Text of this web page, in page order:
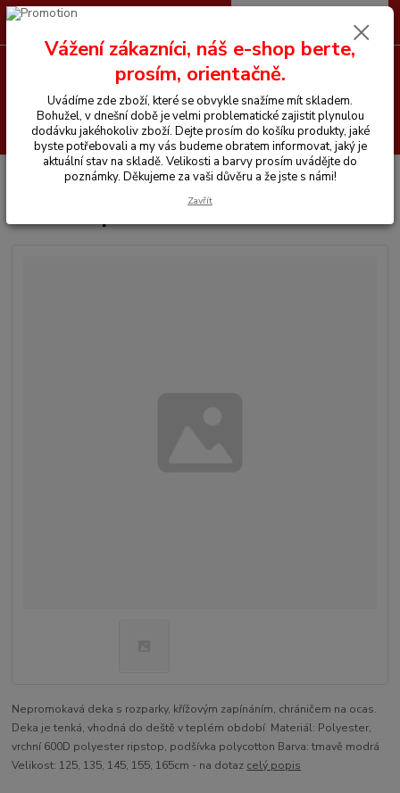
Hledat
+420 605 255 500 0 Kč
Vše pro koně Deka nepromokavá -Kentaur
Deka nepromokavá -Kentaur
Nepromokavá deka s rozparky, křížovým zapínáním, chráničem na ocas.
Deka je tenká, vhodná do deště v teplém období Materiál: Polyester,
vrchní 600D polyester ripstop, podšívka polycotton Barva: tmavě modrá
Velikost: 125, 135, 145, 155, 165cm - na dotaz celý popis
Vážení zákazníci, náš e-shop berte,
prosím, orientačně.
Uvádíme zde zboží, které se obvykle snažíme mít skladem.
Bohužel, v dnešní době je velmi problematické zajistit plynulou
dodávku jakéhokoliv zboží. Dejte prosím do košíku produkty, jaké
byste potřebovali a my vás budeme obratem informovat, jaký je
aktuální stav na skladě. Velikosti a barvy prosím uvádějte do
poznámky. Děkujeme za vaši důvěru a že jste s námi!
Zavřít